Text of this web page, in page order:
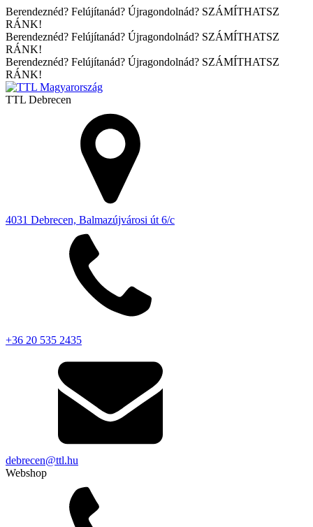
Berendeznéd? Felújítanád? Újragondolnád? SZÁMÍTHATSZ
RÁNK!
Berendeznéd? Felújítanád? Újragondolnád? SZÁMÍTHATSZ
RÁNK!
Berendeznéd? Felújítanád? Újragondolnád? SZÁMÍTHATSZ
RÁNK!
TTL Debrecen
4031 Debrecen, Balmazújvárosi út 6/c
+36 20 535 2435
debrecen@ttl.hu
Webshop